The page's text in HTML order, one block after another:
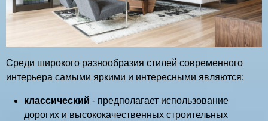
Среди широкого разнообразия стилей современного
интерьера самыми яркими и интересными являются:
классический - предполагает использование
дорогих и высококачественных строительных